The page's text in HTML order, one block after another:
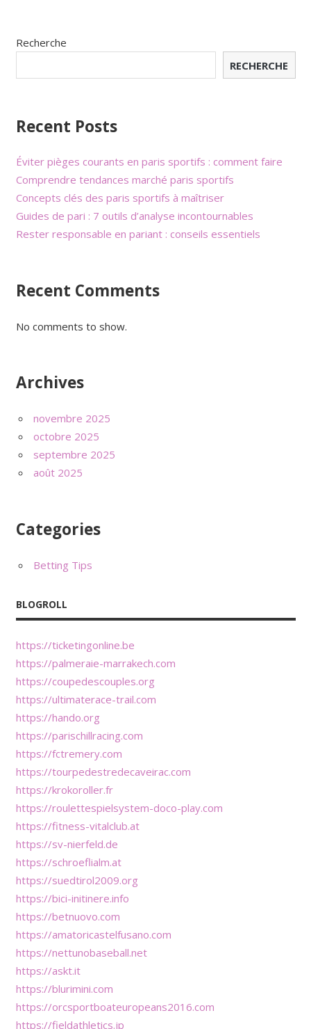
Recherche
RECHERCHE
Recent Posts
Éviter pièges courants en paris sportifs : comment faire
Comprendre tendances marché paris sportifs
Concepts clés des paris sportifs à maîtriser
Guides de pari : 7 outils d’analyse incontournables
Rester responsable en pariant : conseils essentiels
Recent Comments
No comments to show.
Archives
novembre 2025
octobre 2025
septembre 2025
août 2025
Categories
Betting Tips
BLOGROLL
https://ticketingonline.be
https://palmeraie-marrakech.com
https://coupedescouples.org
https://ultimaterace-trail.com
https://hando.org
https://parischillracing.com
https://fctremery.com
https://tourpedestredecaveirac.com
https://krokoroller.fr
https://roulettespielsystem-doco-play.com
https://fitness-vitalclub.at
https://sv-nierfeld.de
https://schroeflialm.at
https://suedtirol2009.org
https://bici-initinere.info
https://betnuovo.com
https://amatoricastelfusano.com
https://nettunobaseball.net
https://askt.it
https://blurimini.com
https://orcsportboateuropeans2016.com
https://fieldathletics.jp